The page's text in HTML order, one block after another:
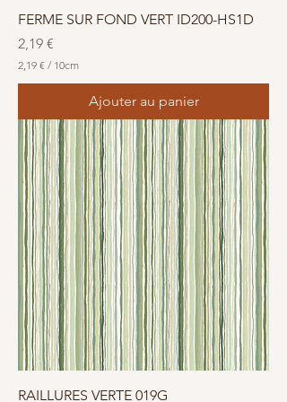
FERME SUR FOND VERT ID200-HS1D
Prix
2,19 €
2,19 € / 10cm
9
a
0
C
n
Ajouter au panier
RAILLURES VERTE 019G